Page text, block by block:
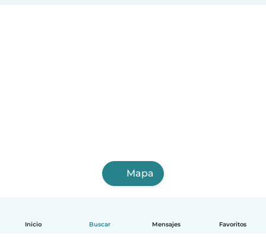
Inicio Buscar Mensajes Favoritos
Mapa